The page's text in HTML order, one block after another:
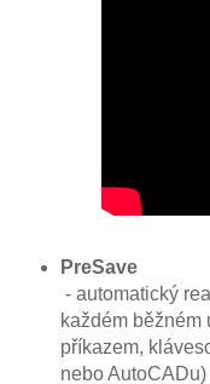
PreSave
- automatický
každém běžném
příkazem,
nebo